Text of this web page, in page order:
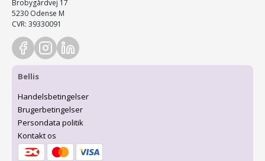
Brobygårdvej 17
5230 Odense M
CVR: 39330091
Bellis
Handelsbetingelser
Brugerbetingelser
Persondata politik
Kontakt os